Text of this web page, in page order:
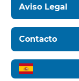
Aviso Legal
Contacto